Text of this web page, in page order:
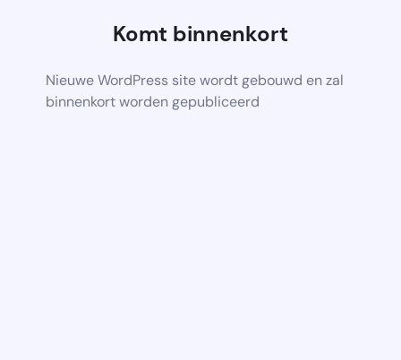
Komt binnenkort
Nieuwe WordPress site wordt gebouwd en zal
binnenkort worden gepubliceerd